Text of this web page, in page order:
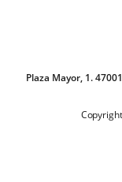
Plaza Mayor, 1.